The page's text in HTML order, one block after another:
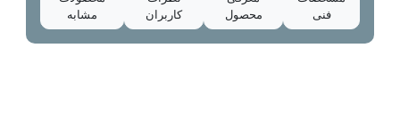
فنی
محصول
کاربران
مشابه